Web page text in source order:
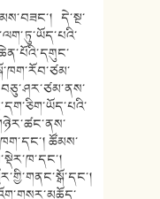
དེ་སྔ་
ཚོམས་